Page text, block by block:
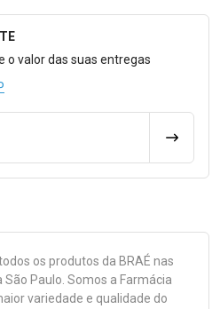
o Frete
o valor das suas entregas
os produtos da BRAÉ nas
São Paulo. Somos a Farmácia
variedade e qualidade do